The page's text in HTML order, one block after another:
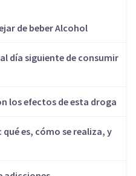
de beber Alcohol
día siguiente de consumir
los efectos de esta droga
es, cómo se realiza, y